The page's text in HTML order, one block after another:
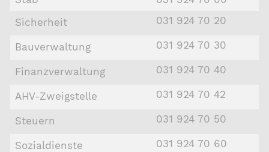
Sicherheit
031 924 70 20
Bauverwaltung 031 924 70 30
Finanzverwaltung 031 924 70 40
AHV-Zweigstelle 031 924 70 42
Steuern 031 924 70 50
Sozialdienste 031 924 70 60